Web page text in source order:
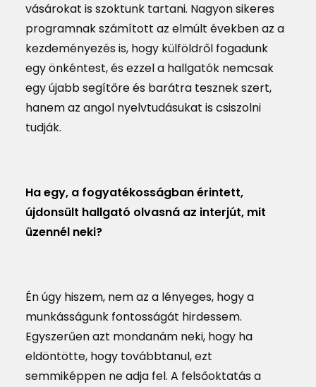
vásárokat is szoktunk tartani. Nagyon sikeres
programnak számított az elmúlt években az a
kezdeményezés is, hogy külföldről fogadunk
egy önkéntest, és ezzel a hallgatók nemcsak
egy újabb segítőre és barátra tesznek szert,
hanem az angol nyelvtudásukat is csiszolni
tudják.
Ha egy, a fogyatékosságban érintett,
újdonsült hallgató olvasná az interjút, mit
üzennél neki?
Én úgy hiszem, nem az a lényeges, hogy a
munkásságunk fontosságát hirdessem.
Egyszerűen azt mondanám neki, hogy ha
eldöntötte, hogy továbbtanul, ezt
semmiképpen ne adja fel. A felsőoktatás a